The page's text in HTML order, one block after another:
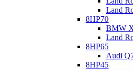
Land
8HP70
BMW
Land
8HP65
Audi
8HP45
Установка дополнительного
Периодическая диагностика
Регулярная замена масла.
производить каждые 60
допускается и более частая
замены в условиях
износа нужно производить
пробега и методом частичной